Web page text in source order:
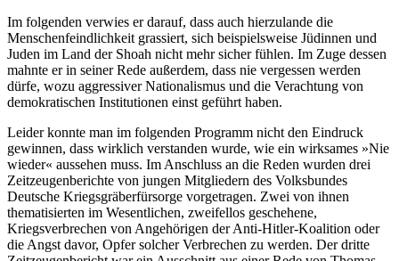
Im folgenden verwies er darauf, dass auch hierzulande die
Menschenfeindlichkeit grassiert, sich beispielsweise Jüdinnen und
Juden im Land der Shoah nicht mehr sicher fühlen. Im Zuge dessen
mahnte er in seiner Rede außerdem, dass nie vergessen werden
dürfe, wozu aggressiver Nationalismus und die Verachtung von
demokratischen Institutionen einst geführt haben.
Leider konnte man im folgenden Programm nicht den Eindruck
gewinnen, dass wirklich verstanden wurde, wie ein wirksames »Nie
wieder« aussehen muss. Im Anschluss an die Reden wurden drei
Zeitzeugenberichte von jungen Mitgliedern des Volksbundes
Deutsche Kriegsgräberfürsorge vorgetragen. Zwei von ihnen
thematisierten im Wesentlichen, zweifellos geschehene,
Kriegsverbrechen von Angehörigen der Anti-Hitler-Koalition oder
die Angst davor, Opfer solcher Verbrechen zu werden. Der dritte